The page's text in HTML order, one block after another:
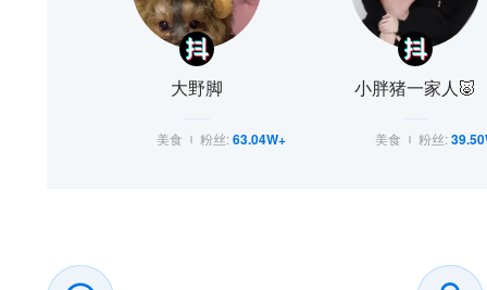
大野脚
美食 粉丝:63.04W+
小胖猪一家人🐷
美食 粉丝: